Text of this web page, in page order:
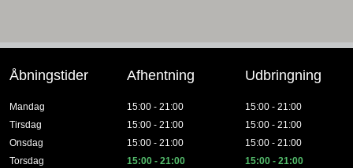
Åbningstider
Mandag
Tirsdag
Onsdag
Torsdag
Afhentning
15:00 - 21:00
15:00 - 21:00
15:00 - 21:00
15:00 - 21:00
Udbringning
15:00 - 21:00
15:00 - 21:00
15:00 - 21:00
15:00 - 21:00